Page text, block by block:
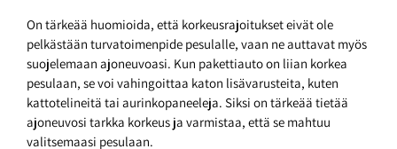
On tärkeää huomioida, että korkeusrajoitukset eivät ole
pelkästään turvatoimenpide pesulalle, vaan ne auttavat myös
suojelemaan ajoneuvoasi. Kun pakettiauto on liian korkea
pesulaan, se voi vahingoittaa katon lisävarusteita, kuten
kattotelineitä tai aurinkopaneeleja. Siksi on tärkeää tietää
ajoneuvosi tarkka korkeus ja varmistaa, että se mahtuu
valitsemaasi pesulaan.